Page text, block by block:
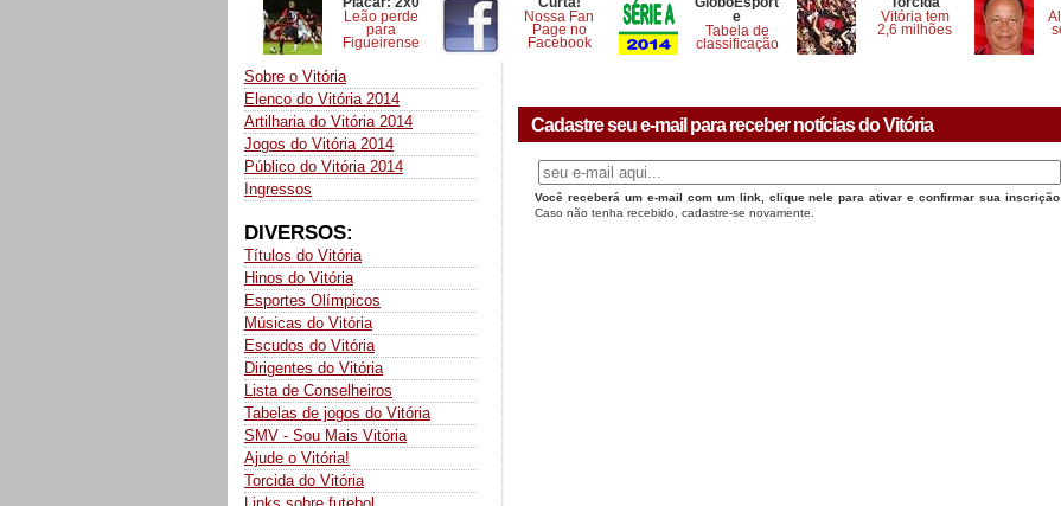
Leão perde
para
Figueirense
Nossa Fan
Page no
Facebook
e
Tabela de
classificação
Vitória tem
2,6 milhões
Sobre o Vitória
Elenco do Vitória 2014
Artilharia do Vitória 2014
Jogos do Vitória 2014
Público do Vitória 2014
Ingressos
DIVERSOS:
Títulos do Vitória
Hinos do Vitória
Esportes Olímpicos
Músicas do Vitória
Escudos do Vitória
Dirigentes do Vitória
Lista de Conselheiros
Tabelas de jogos do Vitória
SMV - Sou Mais Vitória
Ajude o Vitória!
Torcida do Vitória
Cadastre seu e-mail para receber notícias do Vitória
Você receberá um e-mail com um link, clique nele para ativar e confirmar sua inscrição
Caso não tenha recebido, cadastre-se novamente.